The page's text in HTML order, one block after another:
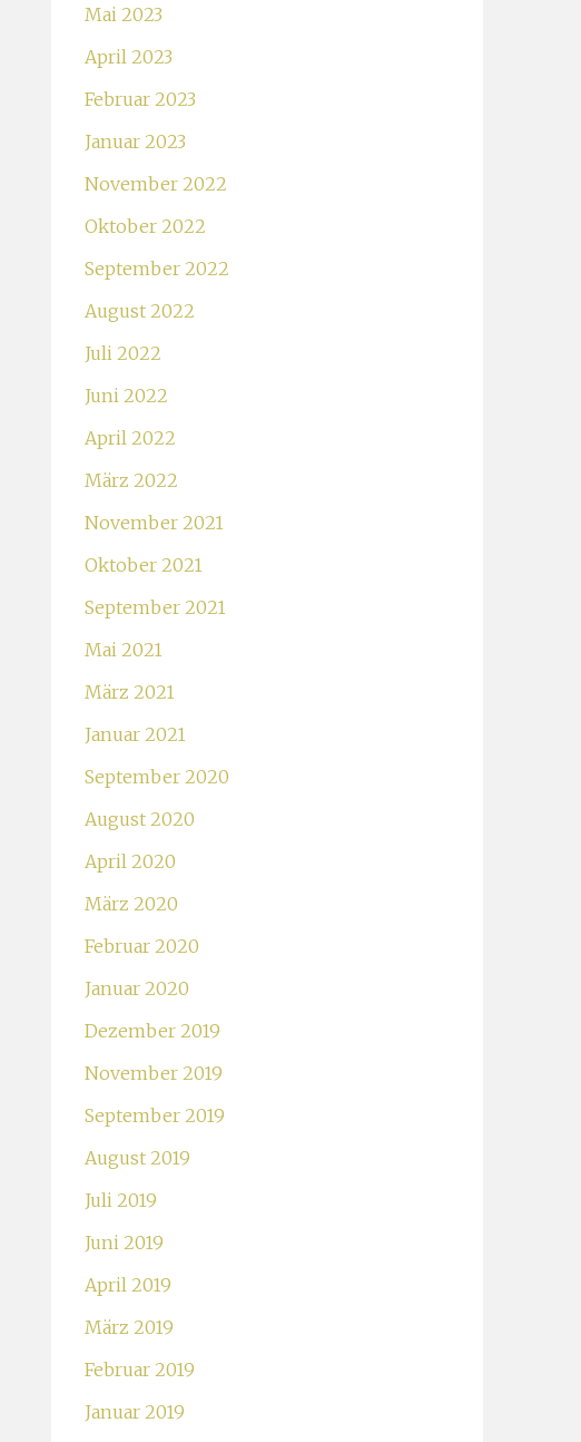
Mai 2023
April 2023
Februar 2023
Januar 2023
November 2022
Oktober 2022
September 2022
August 2022
Juli 2022
Juni 2022
April 2022
März 2022
November 2021
Oktober 2021
September 2021
Mai 2021
März 2021
Januar 2021
September 2020
August 2020
April 2020
März 2020
Februar 2020
Januar 2020
Dezember 2019
November 2019
September 2019
August 2019
Juli 2019
Juni 2019
April 2019
März 2019
Februar 2019
Januar 2019